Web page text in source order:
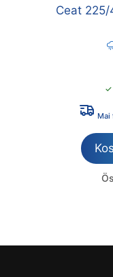
Ceat 225/
✓
Mai